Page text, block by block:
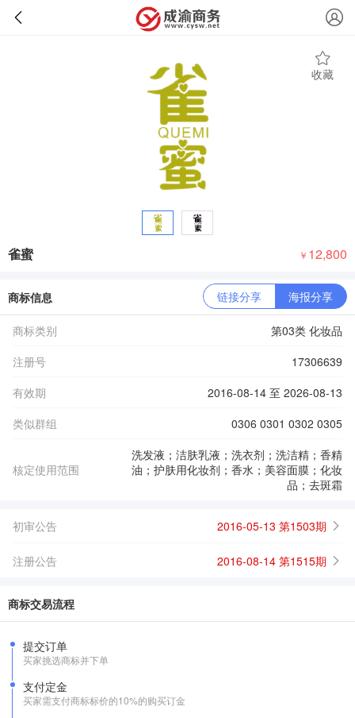
收藏
雀蜜 ￥ 12,800
商标信息 链接分享 海报分享
商标类别
第03类 化妆品
注册号
17306639
有效期
2016-08-14 至 2026-08-13
类似群组
0306 0301 0302 0305
核定使用范围
洗发液；洁肤乳液；洗衣剂；洗洁精；香精
油；护肤用化妆剂；香水；美容面膜；化妆
品；去斑霜
初审公告 2016-05-13 第1503期
注册公告 2016-08-14 第1515期
商标交易流程
提交订单
买家挑选商标并下单
支付定金
买家需支付商标标价的10%的购买订金